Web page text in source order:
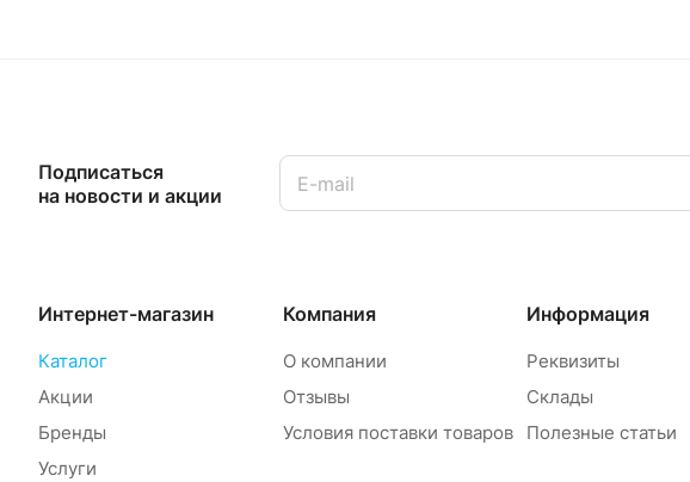
Подписаться
на новости и акции
Интернет-магазин
Каталог
Акции
Бренды
Услуги
Компания
О компании
Отзывы
Условия поставки товаров
Информация
Реквизиты
Склады
Полезные статьи